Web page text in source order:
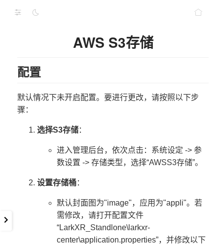
AWS S3存储
配置
默认情况下未开启配置。要进行更改，请按照以下步
骤：
选择S3存储：
进入管理后台，依次点击：系统设定 -> 参
数设置 -> 存储类型，选择“AWSS3存储”。
设置存储桶：
默认封面图为"image"，应用为"appli"。若
需修改，请打开配置文件
“LarkXR_Standlone\larkxr-
center\application.properties”，并修改以下